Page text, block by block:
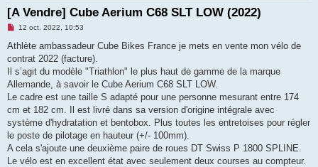
[A Vendre] Cube Aerium C68 SLT LOW (2022)
M
s
a
g
n
o
l
u
12 oct. 2022, 10:53
Athlète ambassadeur Cube Bikes France je mets en vente mon vélo de
contrat 2022 (facture).
Il s’agit du modèle "Triathlon" le plus haut de gamme de la marque
Allemande, à savoir le Cube Aerium C68 SLT LOW.
Le cadre est une taille S adapté pour une personne mesurant entre 174
cm et 182 cm. Il est livré dans sa version d'origine intégrale avec
système d'hydratation et bentobox. Plus toutes les entretoises pour régler
le poste de pilotage en hauteur (+/- 100mm).
A cela s'ajoute une deuxième paire de roues DT Swiss P 1800 SPLINE.
Le vélo est en excellent état avec seulement deux courses au compteur.